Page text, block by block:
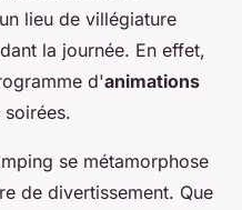
lieu de villégiature
la journée. En effet,
d'animations
se métamorphose
de divertissement. Que